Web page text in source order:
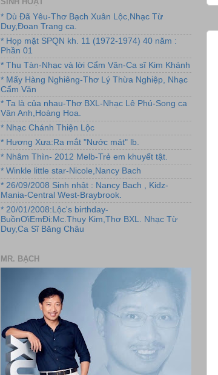
* Dù Đã Yêu-Thơ Bạch Xuân Lộc,Nhạc Từ
Duy,Đoan Trang ca.
* Họp mặt SPQN kh. 11 (1972-1974) 40 năm :
Phần 01
* Thu Tàn-Nhạc và lời Cẩm Văn-Ca sĩ Kim Khánh
* Mấy Hàng Nghiêng-Thơ Lý Thừa Nghiệp, Nhạc
Cẩm Văn
* Ta là của nhau-Thơ BXL-Nhạc Lê Phú-Song ca
Vân Anh,Hoàng Hoa.
* Nhạc Chánh Thiện Lộc
* Hương Xưa:Ra mắt "Nước mát" lb.
* Nhâm Thìn- 2012 Melb-Trẻ em khuyết tật.
* Winkle little star-Nicole,Nancy Bach
* 26/09/2008 Sinh nhật : Nancy Bach , Kidz-
Mania-Central West-Braybrook.
* 20/01/2008:Lộc's birthday-
BuồnƠiEmĐi:Mc.Thụy Kim,Thơ BXL. Nhạc Từ
Duy,Ca Sĩ Băng Châu
MR. BẠCH